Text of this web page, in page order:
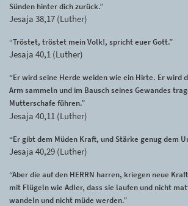
Sünden hinter dich zurück.”
Jesaja 38,17 (Luther)
“Tröstet, tröstet mein Volk!, spricht euer Gott.”
Jesaja 40,1 (Luther)
“Er wird seine Herde weiden wie ein Hirte. Er wird
Arm sammeln und im Bausch seines Gewandes
Mutterschafe führen.”
Jesaja 40,11 (Luther)
“Er gibt dem Müden Kraft, und Stärke genug dem
Jesaja 40,29 (Luther)
“Aber die auf den HERRN harren, kriegen neue
mit Flügeln wie Adler, dass sie laufen und nicht
wandeln und nicht müde werden.”